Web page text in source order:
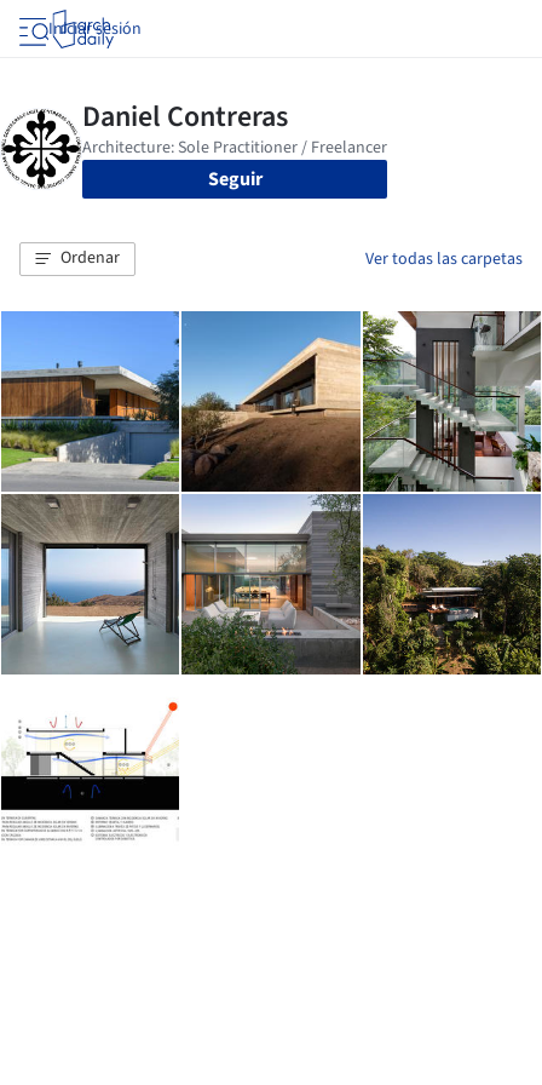
Iniciar sesión
Seguir
Ordenar Ver todas las carpetas